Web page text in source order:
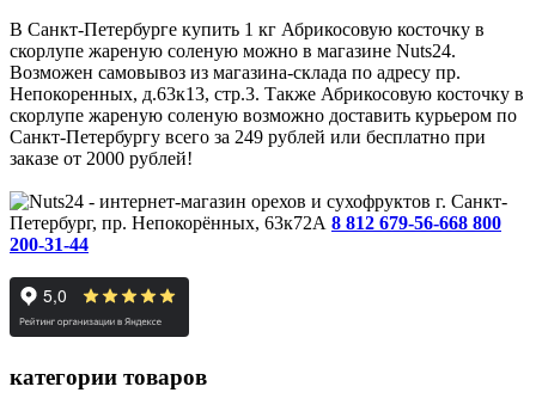
В Санкт-Петербурге купить 1 кг Абрикосовую косточку в
скорлупе жареную соленую можно в магазине Nuts24.
Возможен самовывоз из магазина-склада по адресу пр.
Непокоренных, д.63к13, стр.3. Также Абрикосовую косточку в
скорлупе жареную соленую возможно доставить курьером по
Санкт-Петербургу всего за 249 рублей или бесплатно при
заказе от 2000 рублей!
г. Санкт-
Петербург, пр. Непокорённых, 63к72А 8 812 679-56-668 800
200-31-44
категории товаров